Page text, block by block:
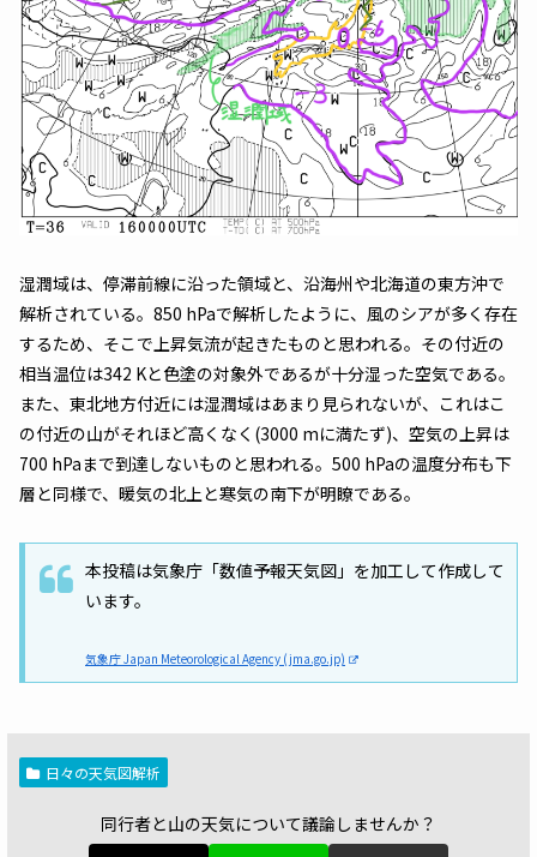
湿潤域は、停滞前線に沿った領域と、沿海州や北海道の東方沖で
解析されている。850 hPaで解析したように、風のシアが多く存在
するため、そこで上昇気流が起きたものと思われる。その付近の
相当温位は342 Kと色塗の対象外であるが十分湿った空気である。
また、東北地方付近には湿潤域はあまり見られないが、これはこ
の付近の山がそれほど高くなく(3000 mに満たず)、空気の上昇は
700 hPaまで到達しないものと思われる。500 hPaの温度分布も下
層と同様で、暖気の北上と寒気の南下が明瞭である。
本投稿は気象庁「数値予報天気図」を加工して作成して
います。
気象庁 Japan Meteorological Agency (jma.go.jp)
日々の天気図解析
同行者と山の天気について議論しませんか？